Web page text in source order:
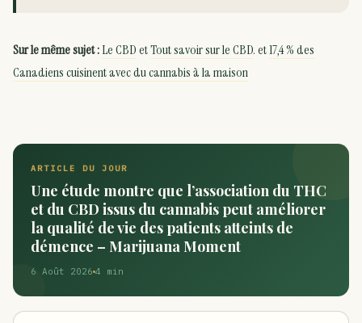
Sur le même sujet :Le CBDetTout savoir sur le CBD. et17,4 % des
Canadiens cuisinent avec du cannabis à la maison
ARTICLE DU JOUR
Une étude montre que l’association du THC
et du CBD issus du cannabis peut améliorer
la qualité de vie des patients atteints de
démence – Marijuana Moment
6 Août 2026 4 min